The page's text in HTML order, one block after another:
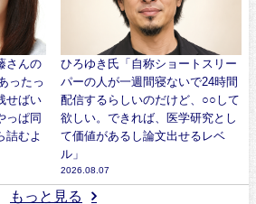
さんの
ったっ
せばい
っぱ同
詰むよ
ひろゆき氏「自称ショートスリー
パーの人が一週間寝ないで24時間
配信するらしいのだけど、○○して
欲しい。できれば、医学研究とし
て価値があるし論文出せるレベ
ル」
2026.08.07
もっと見る